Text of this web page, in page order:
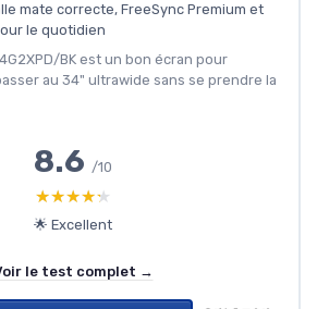
mate correcte, FreeSync Premium et
le quotidien
BK est un bon écran pour
au 34" ultrawide sans se prendre la
8.6 /10
★★★★★
★★★★★
🌟 Excellent
le test complet →